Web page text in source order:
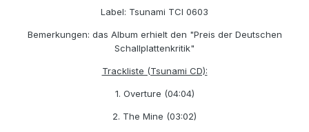
Label: Tsunami TCI 0603
Bemerkungen: das Album erhielt den "Preis der Deutschen
Schallplattenkritik"
Trackliste (Tsunami CD):
1. Overture (04:04)
2. The Mine (03:02)